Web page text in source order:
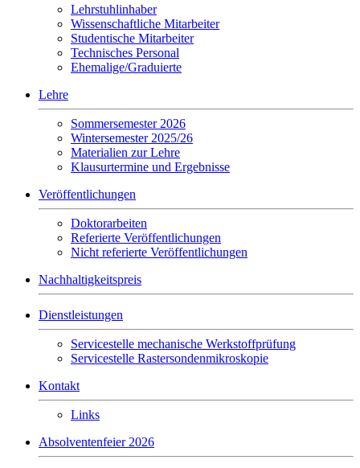
Lehrstuhlinhaber
Wissenschaftliche Mitarbeiter
Studentische Mitarbeiter
Technisches Personal
Ehemalige/Graduierte
Lehre
Sommersemester 2026
Wintersemester 2025/26
Materialien zur Lehre
Klausurtermine und Ergebnisse
Veröffentlichungen
Doktorarbeiten
Referierte Veröffentlichungen
Nicht referierte Veröffentlichungen
Nachhaltigkeitspreis
Dienstleistungen
Servicestelle mechanische Werkstoffprüfung
Servicestelle Rastersondenmikroskopie
Kontakt
Links
Absolventenfeier 2026